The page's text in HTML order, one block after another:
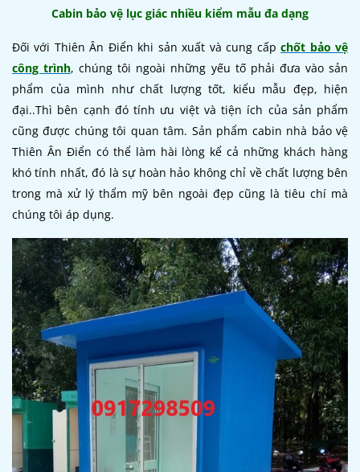
Cabin bảo vệ lục giác nhiều kiểm mẫu đa dạng
Đối với Thiên Ân Điển khi sản xuất và cung cấpchốt bảo vệ
công trình, chúng tôi ngoài những yếu tố phải đưa vào sản
phẩm của mình như chất lượng tốt, kiểu mẫu đẹp, hiện
đại..Thì bên cạnh đó tính ưu việt và tiện ích của sản phẩm
cũng được chúng tôi quan tâm. Sản phẩm cabin nhà bảo vệ
Thiên Ân Điển có thể làm hài lòng kể cả những khách hàng
khó tính nhất, đó là sự hoàn hảo không chỉ về chất lượng bên
trong mà xử lý thẩm mỹ bên ngoài đẹp cũng là tiêu chí mà
chúng tôi áp dụng.